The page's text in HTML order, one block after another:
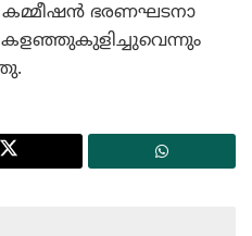
ഭരണഘടനാ
കളഞ്ഞുകുളിച്ചുവെന്നും